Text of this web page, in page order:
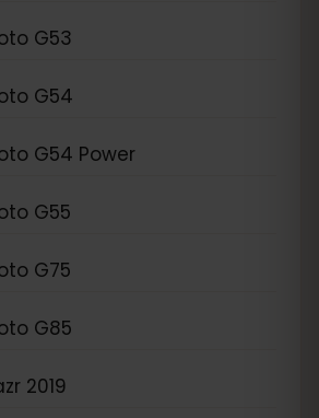
G53
G54
G54 Power
G55
G75
G85
2019